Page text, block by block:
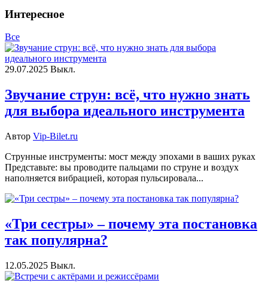
Интересное
Все
29.07.2025 Выкл.
Звучание струн: всё, что нужно знать
для выбора идеального инструмента
Автор Vip-Bilet.ru
Струнные инструменты: мост между эпохами в ваших руках
Представьте: вы проводите пальцами по струне и воздух
наполняется вибрацией, которая пульсировала...
«Три сестры» – почему эта постановка
так популярна?
12.05.2025 Выкл.